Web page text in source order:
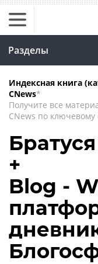
Разделы
Индексная книга
CNews*
Получите все
CNews по ключевому
+
Blog -